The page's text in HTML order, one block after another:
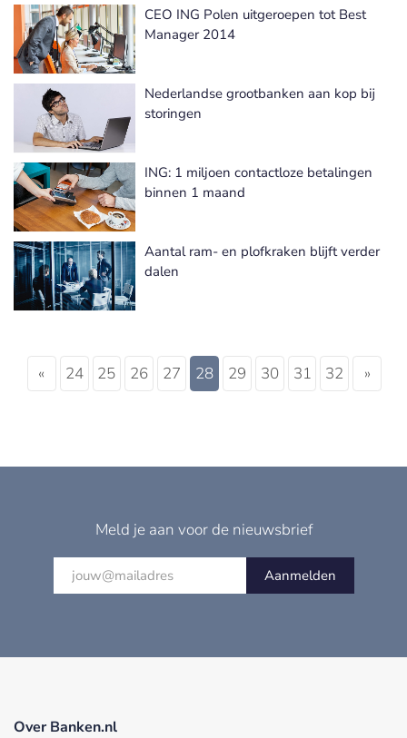
CEO ING Polen uitgeroepen tot Best
Manager 2014
Nederlandse grootbanken aan kop bij
storingen
ING: 1 miljoen contactloze betalingen
binnen 1 maand
Aantal ram- en plofkraken blijft verder
dalen
« 24 25 26 27 28 29 30 31 32 »
Meld je aan voor de nieuwsbrief
Aanmelden
Over Banken.nl